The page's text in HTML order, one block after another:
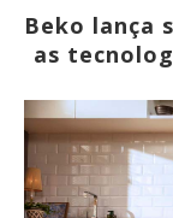
Beko lança
as